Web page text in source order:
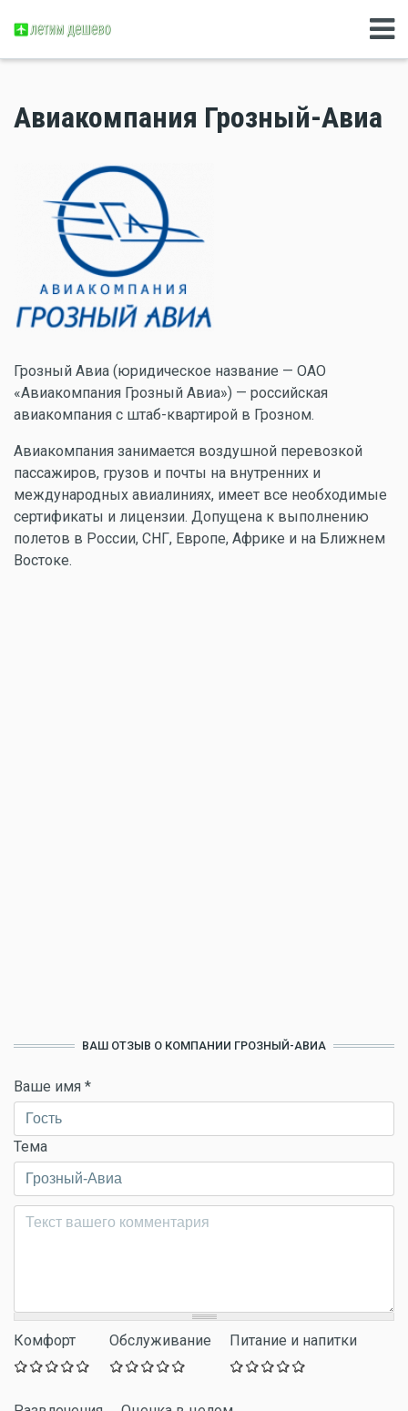
Авиакомпания Грозный-Авиа
Грозный Авиа (юридическое название — ОАО
«Авиакомпания Грозный Авиа») — российская
авиакомпания с штаб-квартирой в Грозном.
Авиакомпания занимается воздушной перевозкой
пассажиров, грузов и почты на внутренних и
международных авиалиниях, имеет все необходимые
сертификаты и лицензии. Допущена к выполнению
полетов в России, СНГ, Европе, Африке и на Ближнем
Востоке.
ВАШ ОТЗЫВ О КОМПАНИИ ГРОЗНЫЙ-АВИА
Ваше имя *
Тема
Комментарий*
Комфорт Обслуживание Питание и напитки